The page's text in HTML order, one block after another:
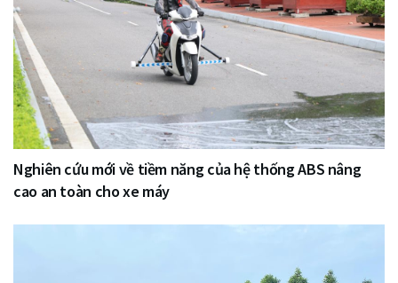
Nghiên cứu mới về tiềm năng của hệ thống ABS nâng
cao an toàn cho xe máy